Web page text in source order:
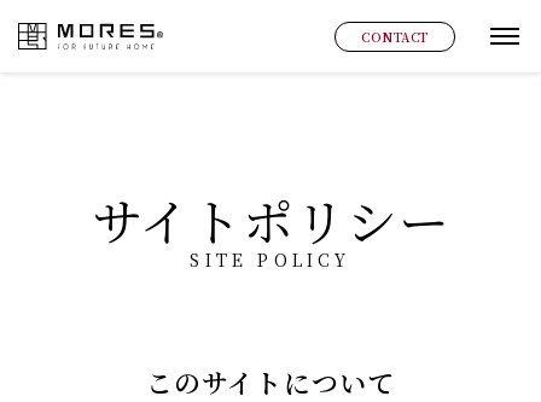
MORES CONTACT グ
サイトポリシー
SITE POLICY
このサイトについて